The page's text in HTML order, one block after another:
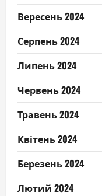
Вересень 2024
Серпень 2024
Липень 2024
Червень 2024
Травень 2024
Квітень 2024
Березень 2024
Лютий 2024